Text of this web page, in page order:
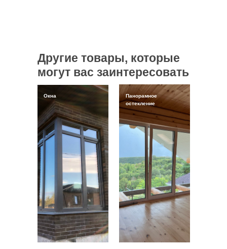
Другие товары, которые
могут вас заинтересовать
Окна
Панорамное
остекление